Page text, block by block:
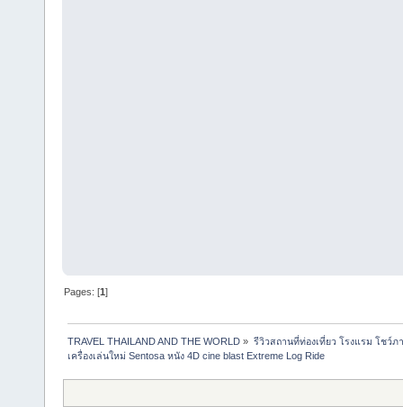
Pages: [1]
TRAVEL THAILAND AND THE WORLD » รีวิวสถานที่ท่องเที่ยว โรงแรม โชว์ภ
เครื่องเล่นใหม่ Sentosa หนัง 4D cine blast Extreme Log Ride